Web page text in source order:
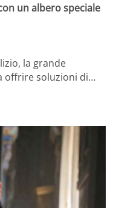
un albero speciale
la grande
offrire soluzioni di…